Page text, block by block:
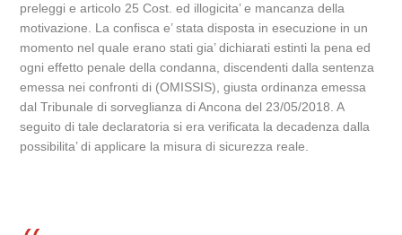
preleggi e articolo 25 Cost. ed illogicita’ e mancanza della
motivazione. La confisca e’ stata disposta in esecuzione in un
momento nel quale erano stati gia’ dichiarati estinti la pena ed
ogni effetto penale della condanna, discendenti dalla sentenza
emessa nei confronti di (OMISSIS), giusta ordinanza emessa
dal Tribunale di sorveglianza di Ancona del 23/05/2018. A
seguito di tale declaratoria si era verificata la decadenza dalla
possibilita’ di applicare la misura di sicurezza reale.